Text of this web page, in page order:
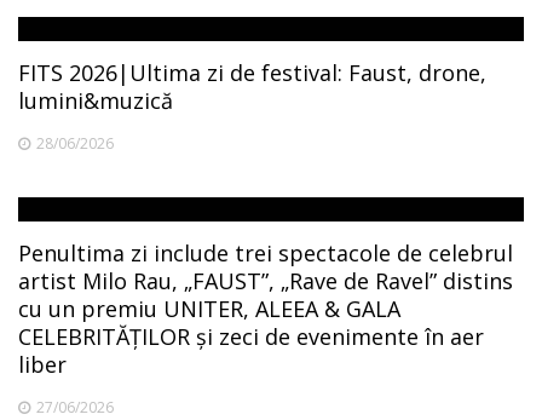
FITS 2026|Ultima zi de festival: Faust, drone,
lumini&muzică
28/06/2026
Penultima zi include trei spectacole de celebrul
artist Milo Rau, „FAUST”, „Rave de Ravel” distins
cu un premiu UNITER, ALEEA & GALA
CELEBRITĂȚILOR și zeci de evenimente în aer
liber
27/06/2026